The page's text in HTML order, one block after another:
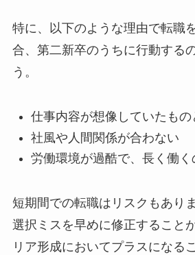
特に、以下のような理由で転職
合、第二新卒のうちに行動する
う。
仕事内容が想像していたもの
社風や人間関係が合わない
労働環境が過酷で、長く働く
短期間での転職はリスクもあり
選択ミスを早めに修正すること
リア形成においてプラスになる